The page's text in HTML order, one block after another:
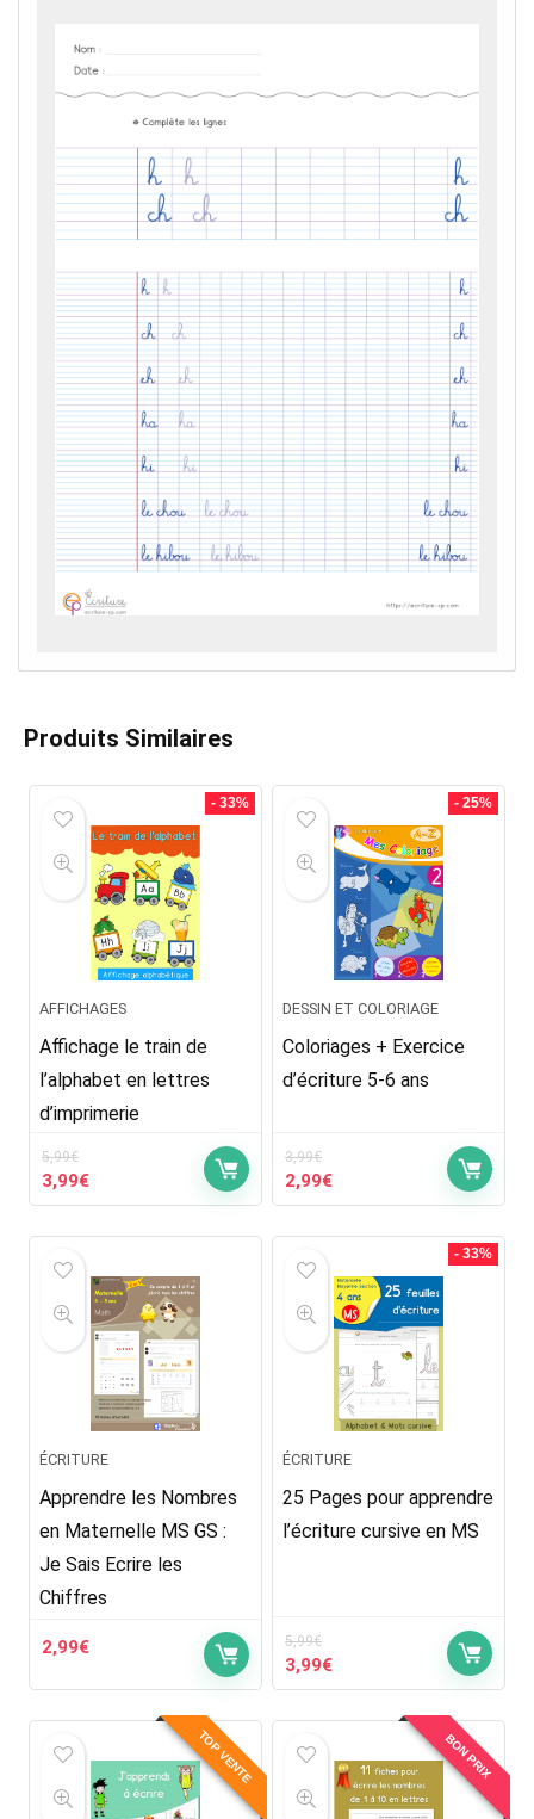
Produits Similaires
- 33%
AFFICHAGES
Affichage le train de
l’alphabet en lettres
d’imprimerie
5,99€
Le
prix
5,99€.
3,99€Le
prix
3,99€.
- 25%
DESSIN ET COLORIAGE
Coloriages + Exercice
d’écriture 5-6 ans
3,99€
Le
prix
3,99€.
2,99€Le
prix
2,99€.
ÉCRITURE
Apprendre les Nombres
en Maternelle MS GS :
Je Sais Ecrire les
Chiffres
2,99€
- 33%
ÉCRITURE
25 Pages pour apprendre
l’écriture cursive en MS
5,99€
Le
prix
5,99€.
3,99€Le
prix
3,99€.
TOP VENTE BON PRIX